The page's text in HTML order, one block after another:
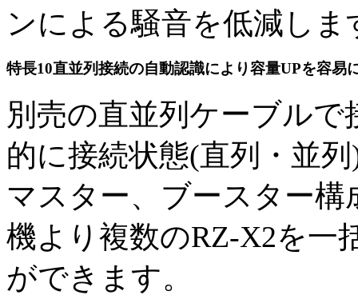
ンによる騒音を低減しま
特長10直並列接続の自動認識により容量UPを容易
別売の直並列ケーブル
的に接続状態(直列・並
マスター、ブースター
機より複数のRZ-X2を一
ができます。